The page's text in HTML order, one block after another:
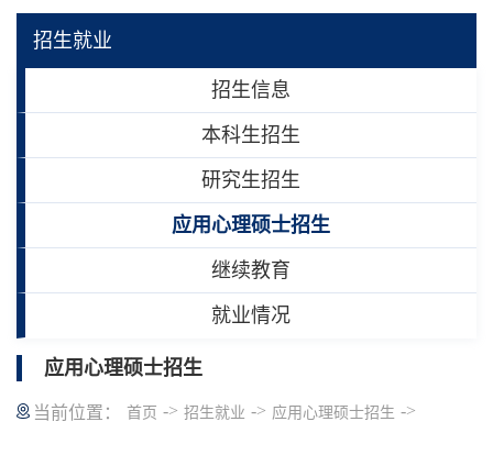
招生就业
招生信息
本科生招生
研究生招生
应用心理硕士招生
继续教育
就业情况
应用心理硕士招生
当前位置： 首页 -> 招生就业 -> 应用心理硕士招生 ->